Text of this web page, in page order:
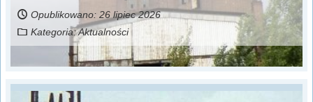
Opublikowano: 26 lipiec 2026
Kategoria:Aktualności